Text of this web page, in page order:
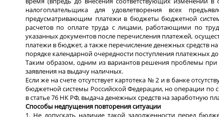
налогоплательщика для удовлетворения всех
предусматривающим платежи в бюджеты бюджетной
расчетов по оплате труда с лицами, работающими по
указанных документов после перечисления платежей,
платежи в бюджет, а также перечисление денежных средств
порядке календарной очередности поступления платежных
Таким образом, одним из вариантов решения проблемы при
заявления на выдачу наличных.
Если же на счете отсутствует картотека № 2 и в банке
бюджетной системы Российской Федерации, но операции по
в статье 76 НК РФ, выдача денежных средств на заработную
Способы недпущения повторения ситуации
1. Не допускать наличие такой задолженности перед